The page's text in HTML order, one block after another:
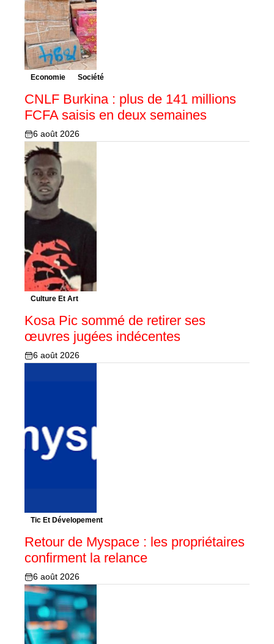
Economie Société
CNLF Burkina : plus de 141 millions
FCFA saisis en deux semaines
6 août 2026
Culture Et Art
Kosa Pic sommé de retirer ses
œuvres jugées indécentes
6 août 2026
Tic Et Dévelopement
Retour de Myspace : les propriétaires
confirment la relance
6 août 2026